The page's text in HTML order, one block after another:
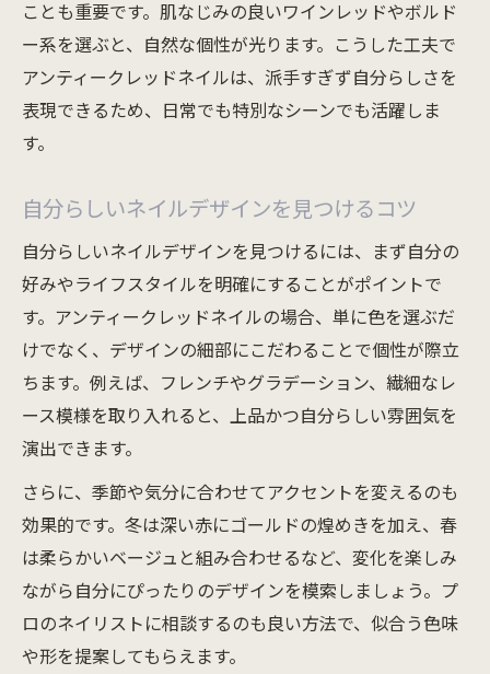
ことも重要です。肌なじみの良いワインレッドやボルド
ー系を選ぶと、自然な個性が光ります。こうした工夫で
アンティークレッドネイルは、派手すぎず自分らしさを
表現できるため、日常でも特別なシーンでも活躍しま
す。
自分らしいネイルデザインを見つけるコツ
自分らしいネイルデザインを見つけるには、まず自分の
好みやライフスタイルを明確にすることがポイントで
す。アンティークレッドネイルの場合、単に色を選ぶだ
けでなく、デザインの細部にこだわることで個性が際立
ちます。例えば、フレンチやグラデーション、繊細なレ
ース模様を取り入れると、上品かつ自分らしい雰囲気を
演出できます。
さらに、季節や気分に合わせてアクセントを変えるのも
効果的です。冬は深い赤にゴールドの煌めきを加え、春
は柔らかいベージュと組み合わせるなど、変化を楽しみ
ながら自分にぴったりのデザインを模索しましょう。プ
ロのネイリストに相談するのも良い方法で、似合う色味
や形を提案してもらえます。